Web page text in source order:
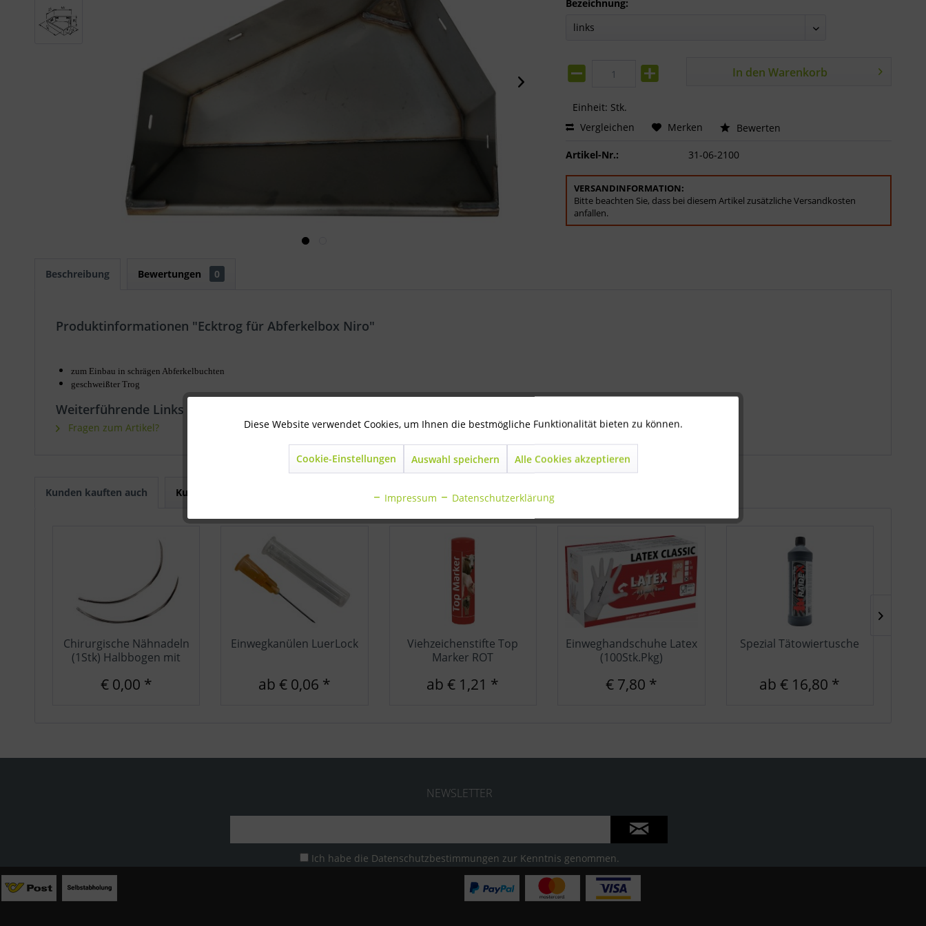
Bezeichnung:
Einheit: Stk.
In den Warenkorb
Vergleichen Merken Bewerten
Artikel-Nr.: 31-06-2100
VERSANDINFORMATION:
Bitte beachten Sie, dass bei diesem Artikel zusätzliche Versandkosten
anfallen.
Beschreibung Bewertungen 0
Produktinformationen "Ecktrog für Abferkelbox Niro"
zum Einbau in schrägen Abferkelbuchten
geschweißter Trog
Weiterführende Links zu "Ecktrog für Abferkelbox Niro"
Fragen zum Artikel?
Kunden kauften auch Kunden haben sich ebenfalls angesehen
Chirurgische Nähnadeln
(1Stk) Halbbogen mit
€ 0,00 *
Einwegkanülen LuerLock
ab € 0,06 *
Viehzeichenstifte Top
Marker ROT
ab € 1,21 *
Einweghandschuhe Latex
(100Stk.Pkg)
€ 7,80 *
Spezial Tätowiertusche
ab € 16,80 *
NEWSLETTER
Ich habe die Datenschutzbestimmungen zur Kenntnis genommen.
Technisch notwendig Aktiv
Inaktiv
Diese Website verwendet Cookies, um Ihnen die bestmögliche Funktionalität bieten zu können.
Cookie-Einstellungen Auswahl speichern Alle Cookies akzeptieren
Impressum Datenschutzerklärung